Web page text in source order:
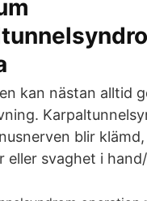
kan nästan alltid
blir
eller svaghet i